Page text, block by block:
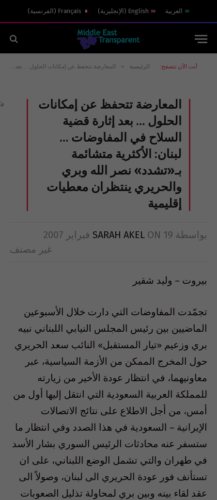
العربية English
( الإنجليزية)
Français
( الفرنسية)
أنت الآن تتصفح: الرئيسية » المعارضة تتحفظ عن إمكانات الحلول … بعد إثارة قضية السلاح في المفاوضات … لبنان: الأكثرية متشائمة بـ«تشدد» نصر الله وبري والحريري ينتظران معطيات إقليمية
المعارضة تتحفظ عن إمكانات
الحلول … بعد إثارة قضية
السلاح في المفاوضات …
لبنان: الأكثرية متشائمة
بـ«تشدد» نصر الله وبري
والحريري ينتظران معطيات
إقليمية
بواسطة SARAH AKEL ON 19 فبراير 2007
غير مصنف
بيروت – وليد شقير
تجمّدت المفاوضات التي دارت خلال الأسبوعين
الماضيين بين رئيس المجلس النيابي اللبناني نبيه
بري وزعيم «تيار المستقبل» النائب سعد الحريري
حول المخرج الممكن من الأزمة السياسية، عبر
معاونيهما، في انتظار عودة الأخير من زيارته
للمملكة العربية السعودية التي انتقل إليها أول من
أمس، من أجل الاطلاع على نتائج الاتصالات
الإيرانية – السعودية في هذا الصدد وفي انتظار ما
ستسفر عنه محادثات الرئيس السوري بشار الأسد
في طهران والتي تشمل الوضع اللبناني، على ان
تستأنف فور عودة الحريري الى لبنان، وصولاً الى
عقد لقاء بينه وبين بري لمحاولة تذليل الصعوبات